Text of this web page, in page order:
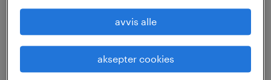
på jobben å være morsomt. Er det likevel slik
at du over lengre tid opplever at du mistrives
er det kanskje et tegn på at noe er galt. Her er
det også en ide å gå i seg selv om tenke over
avvis alle
aksepter cookies